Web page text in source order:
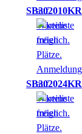
SB302010KR
SB302024KR